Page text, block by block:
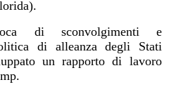
di sconvolgimenti e
di alleanza degli Stati
un rapporto di lavoro